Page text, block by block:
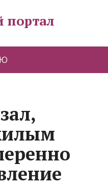
портал